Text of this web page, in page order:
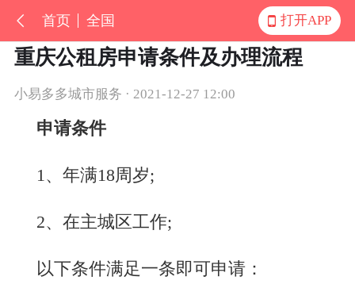
首页 全国 打开APP
重庆公租房申请条件及办理流程
小易多多城市服务 · 2021-12-27 12:00
申请条件
1、年满18周岁;
2、在主城区工作;
以下条件满足一条即可申请：